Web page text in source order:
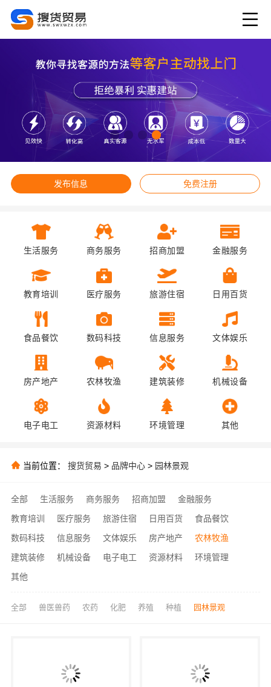
发布信息 免费注册
生活服务 商务服务 招商加盟 金融服务
教育培训 医疗服务 旅游住宿 日用百货
食品餐饮 数码科技 信息服务 文体娱乐
房产地产 农林牧渔 建筑装修 机械设备
电子电工 资源材料 环境管理 其他
当前位置： 搜货贸易 > 品牌中心 > 园林景观
全部 生活服务 商务服务 招商加盟
金融服务
教育培训
医疗服务 旅游住宿 日用百货
食品餐饮
数码科技
信息服务 文体娱乐 房产地产
农林牧渔
建筑装修
机械设备 电子电工 资源材料
环境管理
其他
全部 兽医兽药 农药 化肥 养殖 种植 园林景观